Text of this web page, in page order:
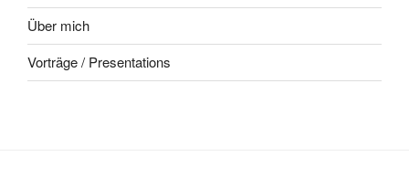
Über mich
Vorträge / Presentations